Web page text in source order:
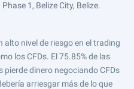
1, Belize City, Belize.
alto nivel de riesgo en el trading
los CFDs. El 75.85% de las
dinero negociando CFDs
arriesgar más de lo que